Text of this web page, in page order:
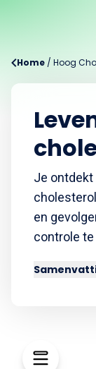
Home / Hoog
Je
en
controle